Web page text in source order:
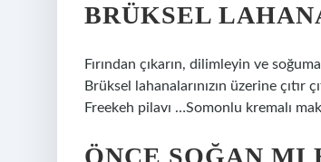
BRÜKSEL
Fırından çıkarın, dilimleyin ve
Brüksel lahanalarınızın üzerine
Freekeh pilavı …Somonlu kremalı
ÖNCE SOĞAN MI